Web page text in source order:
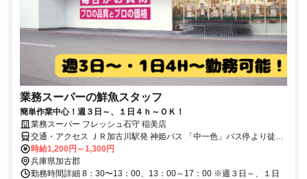
業務スーパーの鮮魚スタッフ
簡単作業中心！週３日～、１日４ｈ～ＯＫ！
業務スーパー フレッシュ石守 稲美店
交通・アクセス ＪＲ加古川駅発 神姫バス 「中一色」バス停より徒歩
1分 ※車通勤・バイク通勤OK(無料駐車場有)
時給1,200円～1,300円
兵庫県加古郡
勤務時間詳細 8：30〜13：00、13：00～17：00 ※週３日～、１日